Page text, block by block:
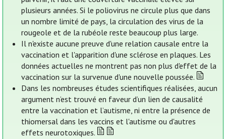
plusieurs années. Si le poliovirus ne circule plus que dans
un nombre limité de pays, la circulation des virus de la
rougeole et de la rubéole reste beaucoup plus large.
Il n'existe aucune preuve d'une relation causale entre la
vaccination et l'apparition d'une sclérose en plaques. Les
données actuelles ne montrent pas non plus d'effet de la
vaccination sur la survenue d'une nouvelle poussée.
Dans les nombreuses études scientifiques réalisées, aucun
argument n’est trouvé en faveur d’un lien de causalité
entre la vaccination et l’autisme, ni entre la présence de
thiomersal dans les vaccins et l'autisme ou d'autres
effets neurotoxiques.